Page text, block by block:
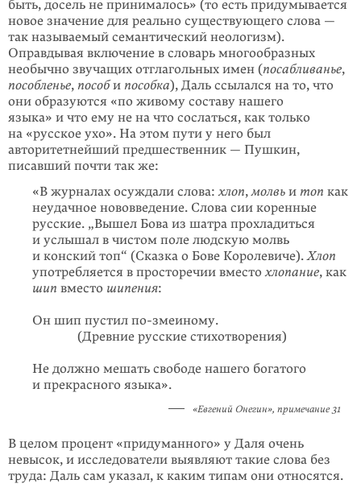
быть, досель не принима­лось» (то есть придумывается
новое значение для реально существующего слова —
так называемый семантический неологизм).
Оправдывая включение в словарь многообразных
необычно звучащих отглагольных имен (посабли­ванье,
пособ­ленье, пособи пособка), Даль ссылался на то, что
они образуются «по живому составу нашего
языка» и что ему не на что сослаться, как только
на «русское ухо». На этом пути у него был
авторитетнейший предшествен­ник — Пушкин,
писавший почти так же:
«В журналах осуждали слова:хлоп,молвь и топ как
неудачное нововведение. Слова сии коренные
русские. „Вышел Бова из шатра прохладиться
и услышал в чистом поле людскую молвь
и конский топ“ (Сказка о Бове Королевиче).Хлоп
употребляется в просторечии вместохлопание, как
шип вместо шипения:
Он шип пустил по-змеиному.
(Древние русские стихотворения)
Не должно мешать свободе нашего богатого
и прекрасного языка».
«Евгений Онегин», примечание 31
В целом процент «придуманного» у Даля очень
невысок, и исследователи выявляют такие слова без
труда: Даль сам указал, к каким типам они относятся.